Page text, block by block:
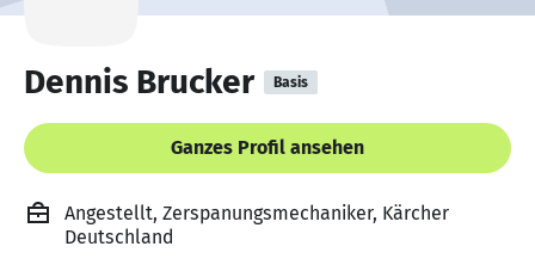
Dennis Brucker Basis
Ganzes Profil ansehen
Angestellt, Zerspanungsmechaniker, Kärcher
Deutschland